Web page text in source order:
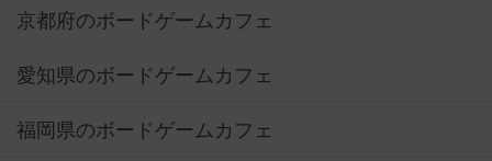
京都府のボードゲームカフェ
愛知県のボードゲームカフェ
福岡県のボードゲームカフェ